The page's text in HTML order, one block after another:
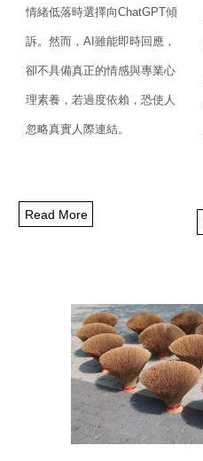
情緒低落時選擇向ChatGPT傾
訴。然而， AI 雖能即時回應，
卻不具備真正的情感與專業心
理素養，若過度依賴， 恐使人
忽略真實人際連結。
Read More